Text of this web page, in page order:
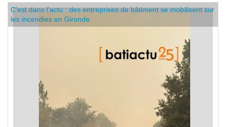
C'est dans l'actu : des entreprises de bâtiment se mobilisent sur
les incendies en Gironde